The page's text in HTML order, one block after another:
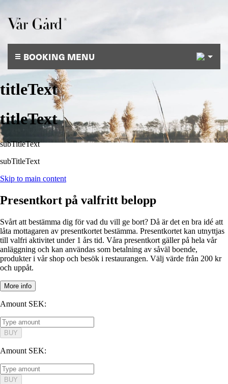
BOOKING MENU
titleText
titleText
subTitleText
subTitleText
Skip to main content
Presentkort på valfritt belopp
Svårt att bestämma dig för vad du vill ge bort? Då är det en bra idé att
låta mottagaren av presentkortet bestämma. Presentkortet kan utnyttjas
till valfri aktivitet under 1 års tid. Våra presentkort gäller på hela vår
anläggning och kan användas som betalning av såväl boende,
produkter i vår shop och besök i restaurangen. Välj värde från 200 kr
och uppåt.
More info
Amount SEK:
BUY
Amount SEK:
BUY